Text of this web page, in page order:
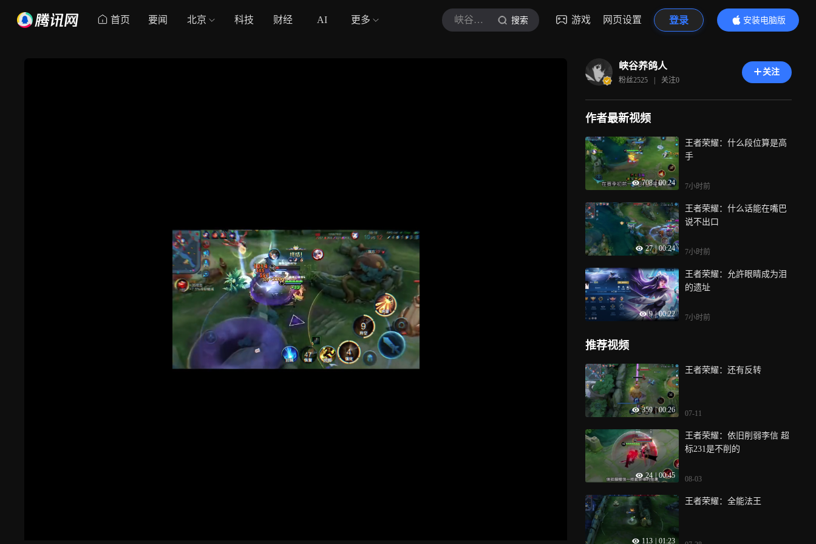
首页 要闻 北京 科技 财经 AI 更多 峡谷养鸽人 搜索 游戏 网页设置 登录
安装电脑版
内容更精彩
峡谷养鸽人
粉丝2525 | 关注0
关注
作者最新视频
708 | 00:24
王者荣耀：什么段位算是高
手
7小时前
27 | 00:24
王者荣耀：什么话能在嘴巴
说不出口
7小时前
9 | 00:22
王者荣耀：允許眼睛成为泪
的遗址
7小时前
推荐视频
359 | 00:26
王者荣耀：还有反转
07-11
24 00:45
王者荣耀：依旧削弱李信 超
标231是不削的
08-03
113 01:23
王者荣耀：全能法王